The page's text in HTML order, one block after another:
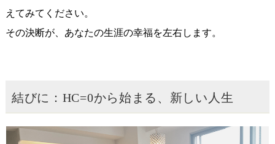
えてみてください。
その決断が、あなたの生涯の幸福を左右します。
結びに：HC=0から始まる、新しい人生